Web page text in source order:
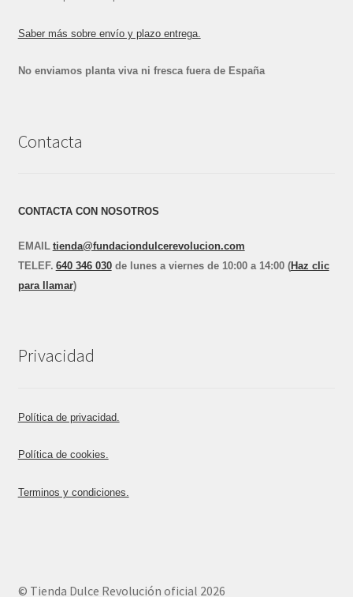
Saber más sobre envío y plazo entrega.
No enviamos planta viva ni fresca fuera de España
Contacta
CONTACTA CON NOSOTROS
EMAIL tienda@fundaciondulcerevolucion.com
TELE F. 640 346 030de lunes a viernes de 10:00 a 14:00 (Haz clic
para llamar)
Privacidad
Política de privacidad.
Política de cookies.
Terminos y condiciones.
© Tienda Dulce Revolución oficial 2026